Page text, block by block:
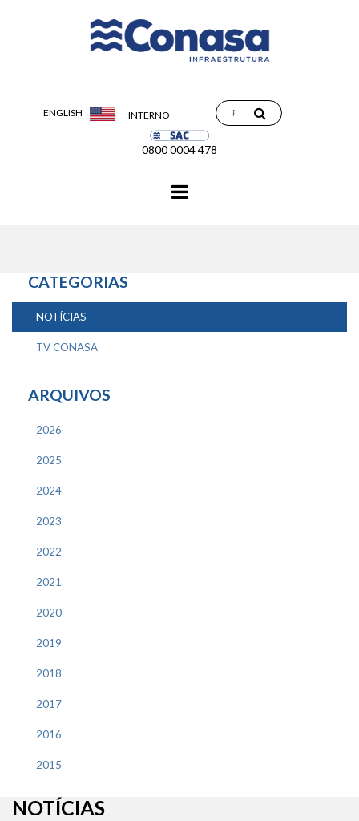
ENGLISH INTERNO
0800 0004 478
CATEGORIAS
NOTÍCIAS
TV CONASA
ARQUIVOS
2026
2025
2024
2023
2022
2021
2020
2019
2018
2017
2016
2015
NOTÍCIAS